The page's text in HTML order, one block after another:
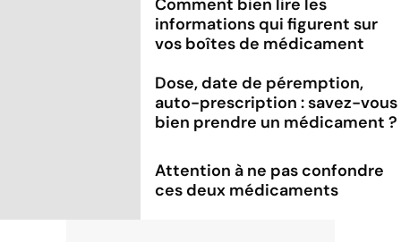
Comment bien lire les
informations qui figurent sur
vos boîtes de médicament
Dose, date de péremption,
auto-prescription : savez-vous
bien prendre un médicament ?
Attention à ne pas confondre
ces deux médicaments